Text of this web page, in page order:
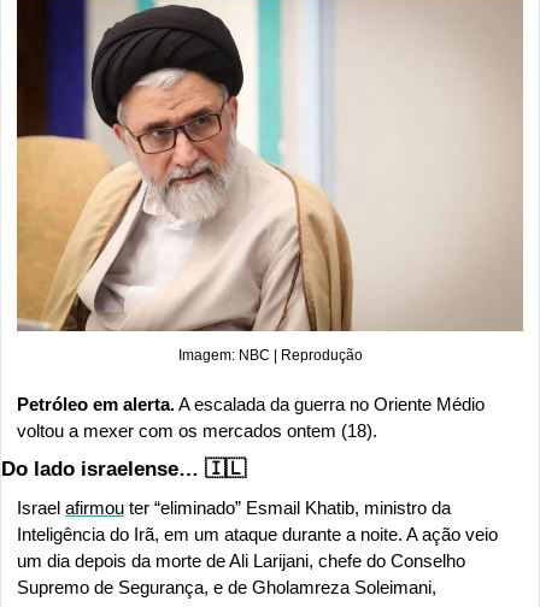
Imagem: NBC | Reprodução
Petróleo em alerta. A escalada da guerra no Oriente Médio
voltou a mexer com os mercados ontem (18).
Do lado israelense… 🇮🇱
Israel afirmou ter “eliminado” Esmail Khatib, ministro da
Inteligência do Irã, em um ataque durante a noite. A ação veio
um dia depois da morte de Ali Larijani, chefe do Conselho
Supremo de Segurança, e de Gholamreza Soleimani,